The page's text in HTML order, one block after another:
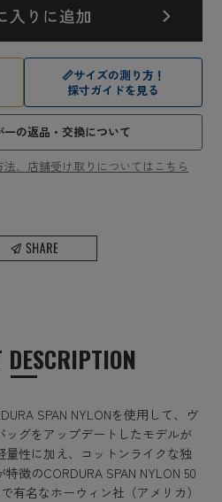
📏サイズの測り方！
採寸ガイドを見る
一の返品・交換について
、店舗受け取りについてはこちら
DESCRIPTION
SPAN NYLONを使用して、ヴ
ッグをアップデートしたモデルが
性に加え、コットンライクな独
徴のCORDURA SPAN NYLON 50
有名なホーウィン社（アメリカ）